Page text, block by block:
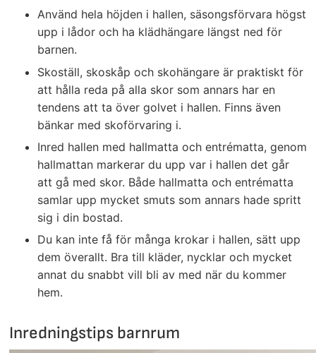
Använd hela höjden i hallen, säsongsförvara högst
upp i lådor och ha klädhängare längst ned för
barnen.
Skoställ, skoskåp och skohängare är praktiskt för
att hålla reda på alla skor som annars har en
tendens att ta över golvet i hallen. Finns även
bänkar med skoförvaring i.
Inred hallen med hallmatta och entrématta, genom
hallmattan markerar du upp var i hallen det går
att gå med skor. Både hallmatta och entrématta
samlar upp mycket smuts som annars hade spritt
sig i din bostad.
Du kan inte få för många krokar i hallen, sätt upp
dem överallt. Bra till kläder, nycklar och mycket
annat du snabbt vill bli av med när du kommer
hem.
Inredningstips barnrum